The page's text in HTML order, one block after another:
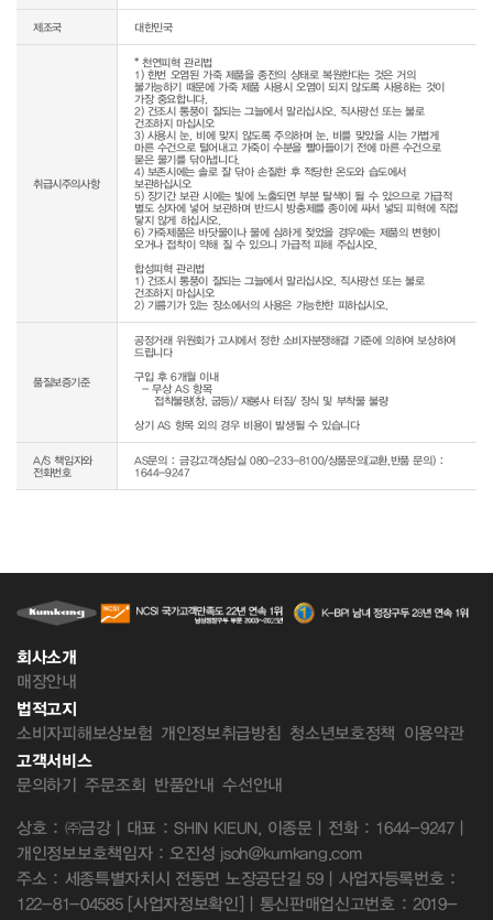
제조국 대한민국
취급시주의사항
* 천연피혁 관리법
1) 한번 오염된 가죽 제품을 종전의 상태로 복원한다는 것은 거의
불가능하기 때문에 가죽 제품 사용시 오염이 되지 않도록 사용하는 것이
가장 중요합니다.
2) 건조시 통풍이 잘되는 그늘에서 말리십시오. 직사광선 또는 불로
건조하지 마십시오
3) 사용시 눈, 비에 맞지 않도록 주의하며 눈, 비를 맞았을 시는 가볍게
마른 수건으로 털어내고 가죽이 수분을 빨아들이기 전에 마른 수건으로
묻은 물기를 닦아냅니다.
4) 보존시에는 솔로 잘 닦아 손질한 후 적당한 온도와 습도에서
보관하십시오
5) 장기간 보관 시에는 빛에 노출되면 부분 탈색이 될 수 있으므로 가급적
별도 상자에 넣어 보관하며 반드시 방충제를 종이에 싸서 넣되 피혁에 직접
닿지 않게 하십시오.
6) 가죽제품은 바닷물이나 물에 심하게 젖었을 경우에는 제품의 변형이
오거나 접착이 약해 질 수 있으니 가급적 피해 주십시오.
합성피혁 관리법
1) 건조시 통풍이 잘되는 그늘에서 말리십시오. 직사광선 또는 불로
건조하지 마십시오
품질보증기준
공정거래 위원회가 고시에서 정한 소비자분쟁해결 기준에 의하여 보상하여
드립니다
구입 후 6개월 이내
  - 무상 AS 항목
상기 AS 항목 외의 경우 비용이 발생될 수 있습니다
A/S 책임자와
전화번호
AS문의 : 금강고객상담실 080-233-8100/상품문의(교환,반품 문의) :
1644-9247
회사소개
매장안내
법적고지
소비자피해보상보험 개인정보취급방침 청소년보호정책 이용약관
고객서비스
문의하기 주문조회 반품안내 수선안내
상호 : ㈜금강 | 대표 : SHIN KIEUN, 이종문 | 전화 : 1644-9247 |
개인정보보호책임자 : 오진성 jsoh@kumkang.com
주소 : 세종특별자치시 전동면 노장공단길 59 | 사업자등록번호 :
122-81-04585 [사업자정보확인] | 통신판매업신고번호 : 2019-